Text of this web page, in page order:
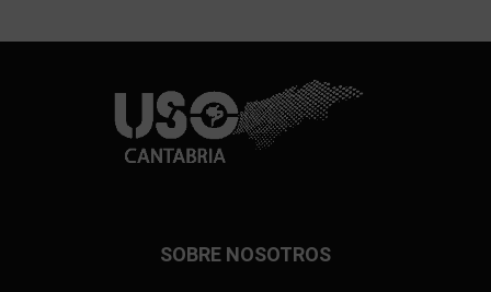
SOBRE NOSOTROS